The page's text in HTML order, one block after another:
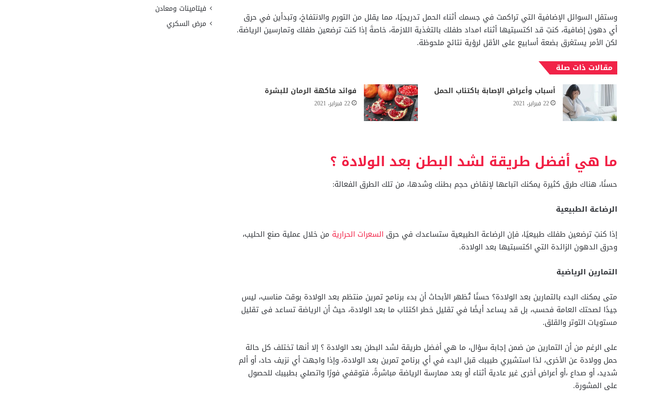
وستقل السوائل الإضافية التي تراكمت في جسمك أثناء الحمل تدريجيًا، مما يقلل من التورم والانتفاخ، وتبدأين في حرق
أي دهون إضافية، كنتِ قد اكتسبتيها أثناء امداد طفلك بالتغذية اللازمة، خاصةَ إذا كنت ترضعين طفلك وتمارسين الرياضة.
لكن الأمر يستغرق بضعة أسابيع على الأقل لرؤية نتائج ملحوظة.
مقالات ذات صلة
أسباب وأعراض الإصابة باكتئاب الحمل
22 فبراير، 2021
فوائد فاكهة الرمان للبشرة
22 فبراير، 2021
ما هي أفضل طريقة لشد البطن بعد الولادة ؟
حسنًا، هناك طرق كثيرة يمكنك اتباعها لإنقاض حجم بطنك وشدها، من تلك الطرق الفعالة:
الرضاعة الطبيعية
إذا كنتِ ترضعين طفلك طبيعيًا، فإن الرضاعة الطبيعية ستساعدك في حرق السعرات الحرارية من خلال عملية صنع الحليب،
وحرق الدهون الزائدة التي اكتسبتيها بعد الولادة.
التمارين الرياضية
متى يمكنك البدء بالتمارين بعد الولادة؟ حسنًا تُظهر الأبحاث أن بدء برنامج تمرين منتظم بعد الولادة بوقت مناسب، ليس
جيدًا لصحتك العامة فحسب، بل قد يساعد أيضًا في تقليل خطر اكتئاب ما بعد الولادة، حيث أن الرياضة تساعد فى تقليل
مستويات التوتر والقلق.
على الرغم من أن التمارين من ضمن إجابة سؤال، ما هي أفضل طريقة لشد البطن بعد الولادة ؟ إلا أنها تختلف كل حالة
حمل وولادة عن الأخرى، لذا استشيري طبيبك قبل البدء في أي برنامج تمرين بعد الولادة، وإذا واجهت أي نزيف حاد، أو ألم
شديد، أو صداع ،أو أعراض أخرى غير عادية أثناء أو بعد ممارسة الرياضة مباشرةً، فتوقفي فورًا واتصلي بطبيبك للحصول
على المشورة.
فيتامينات ومعادن
مرض السكري